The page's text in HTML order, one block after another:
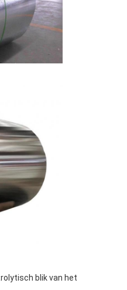
blik van het